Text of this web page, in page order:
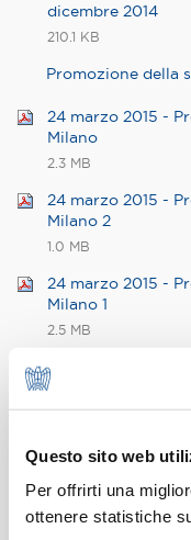
Questo sito web
Per offrirti una
ottenere statistiche
dicembre 2014
210.1 KB
Promozione della
24 marzo 2015 -
Milano
2.3 MB
24 marzo 2015 -
Milano 2
1.0 MB
24 marzo 2015 -
Milano 1
2.5 MB
24 marzo 2015 -
Gabbioneta Srl
3.4 MB
24 marzo 2015 -
24 marzo 2015 -